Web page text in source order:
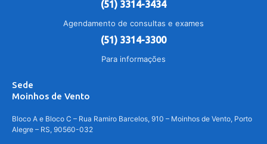
(51) 3314-3434
Agendamento de consultas e exames
(51) 3314-3300
Para informações
Sede
Moinhos de Vento
Bloco A e Bloco C – Rua Ramiro Barcelos, 910 – Moinhos de Vento, Porto
Alegre – RS, 90560-032